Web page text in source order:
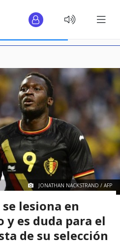
JONATHAN NACKSTRAND / AFP
lesiona en
es duda para el
de su selección